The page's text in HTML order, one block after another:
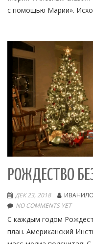
с помощью Марии».
РОЖДЕСТВО
ДЕК 23, 2018
NO COMMENTS YET
С каждым годом
план. Американский